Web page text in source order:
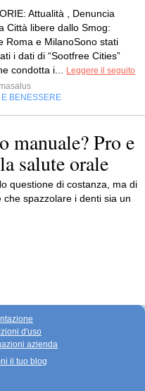
Attualità , Denuncia
Città libere dallo Smog:
Roma e MilanoSono stati
i dati di “Sootfree Cities”
condotta i...
Leggere il seguito
BENESSERE
manuale? Pro e
salute orale
questione di costanza, ma di
spazzolare i denti sia un
d'uso
azienda
il tuo blog